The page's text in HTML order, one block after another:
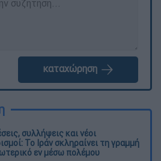
καταχώρηση
συλλήψεις και νέοι
Το Ιράν σκληραίνει τη γραμμή
εν μέσω πολέμου